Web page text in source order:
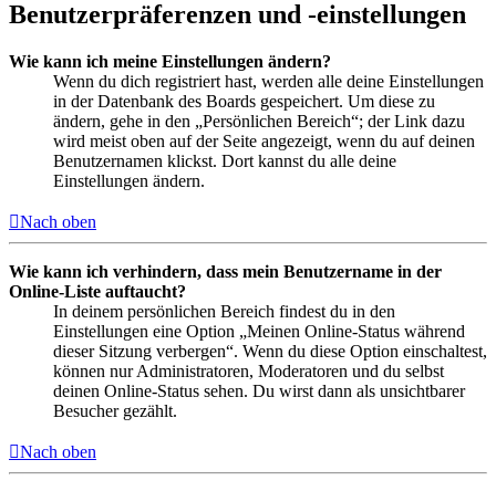
Benutzerpräferenzen und -einstellungen
Wie kann ich meine Einstellungen ändern?
Wenn du dich registriert hast, werden alle deine Einstellungen
in der Datenbank des Boards gespeichert. Um diese zu
ändern, gehe in den „Persönlichen Bereich“; der Link dazu
wird meist oben auf der Seite angezeigt, wenn du auf deinen
Benutzernamen klickst. Dort kannst du alle deine
Einstellungen ändern.
Nach oben
Wie kann ich verhindern, dass mein Benutzername in der
Online-Liste auftaucht?
In deinem persönlichen Bereich findest du in den
Einstellungen eine Option „Meinen Online-Status während
dieser Sitzung verbergen“. Wenn du diese Option einschaltest,
können nur Administratoren, Moderatoren und du selbst
deinen Online-Status sehen. Du wirst dann als unsichtbarer
Besucher gezählt.
Nach oben